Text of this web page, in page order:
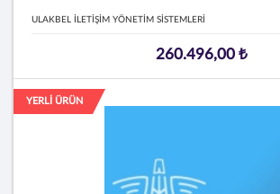
ULAKBEL İLETİŞİM YÖNETİM SİSTEMLERİ
260.496,00 ₺
YERLİ ÜRÜN